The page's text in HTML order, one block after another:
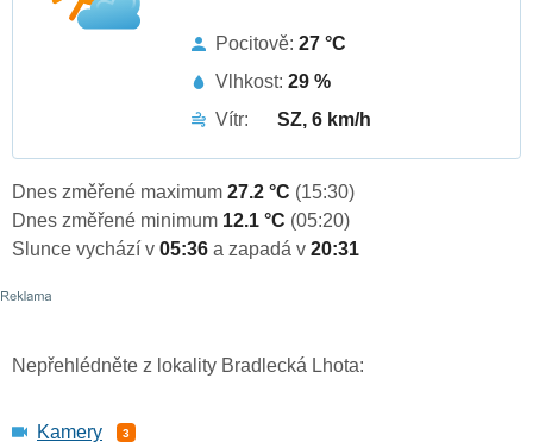
Pocitově: 27 °C
Vlhkost: 29 %
Vítr:
SZ, 6 km/h
Dnes změřené maximum 27.2 °C (15:30)
Dnes změřené minimum 12.1 °C (05:20)
Slunce vychází v 05:36 a zapadá v 20:31
Nepřehlédněte z lokality Bradlecká Lhota:
Kamery 3